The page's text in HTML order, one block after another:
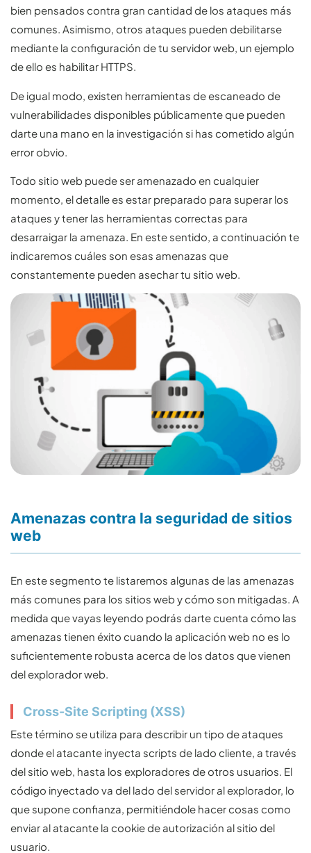
bien pensados contra gran cantidad de los ataques más
comunes. Asimismo, otros ataques pueden debilitarse
mediante la configuración de tu servidor web, un ejemplo
de ello es habilitar HTTPS.
De igual modo, existen herramientas de escaneado de
vulnerabilidades disponibles públicamente que pueden
darte una mano en la investigación si has cometido algún
error obvio.
Todo sitio web puede ser amenazado en cualquier
momento, el detalle es estar preparado para superar los
ataques y tener las herramientas correctas para
desarraigar la amenaza. En este sentido, a continuación te
indicaremos cuáles son esas amenazas que
constantemente pueden asechar tu sitio web.
Amenazas contra la seguridad de sitios
web
En este segmento te listaremos algunas de las amenazas
más comunes para los sitios web y cómo son mitigadas. A
medida que vayas leyendo podrás darte cuenta cómo las
amenazas tienen éxito cuando la aplicación web no es lo
suficientemente robusta acerca de los datos que vienen
del explorador web.
Cross-Site Scripting (XSS)
Este término se utiliza para describir un tipo de ataques
donde el atacante inyecta scripts de lado cliente, a través
del sitio web, hasta los exploradores de otros usuarios. El
código inyectado va del lado del servidor al explorador, lo
que supone confianza, permitiéndole hacer cosas como
enviar al atacante la cookie de autorización al sitio del
usuario.